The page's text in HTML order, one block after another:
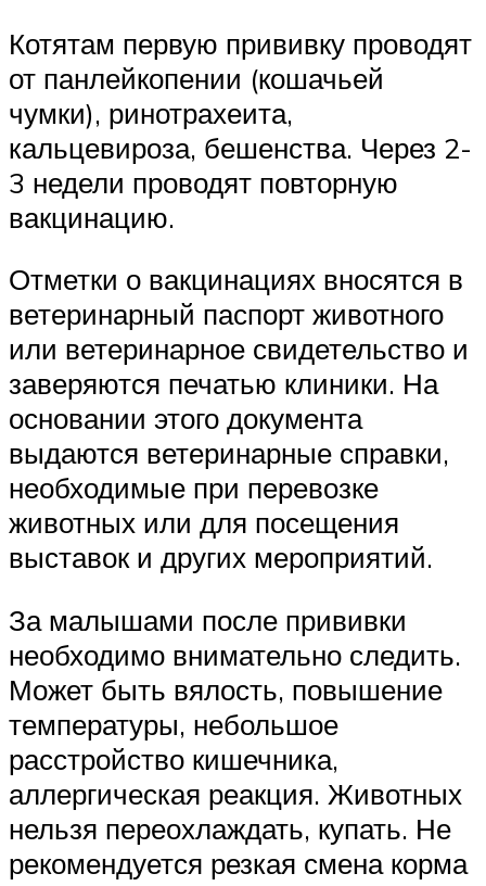
Котятам первую прививку проводят
от панлейкопении (кошачьей
чумки), ринотрахеита,
кальцевироза, бешенства. Через 2-
3 недели проводят повторную
вакцинацию.
Отметки о вакцинациях вносятся в
ветеринарный паспорт животного
или ветеринарное свидетельство и
заверяются печатью клиники. На
основании этого документа
выдаются ветеринарные справки,
необходимые при перевозке
животных или для посещения
выставок и других мероприятий.
За малышами после прививки
необходимо внимательно следить.
Может быть вялость, повышение
температуры, небольшое
расстройство кишечника,
аллергическая реакция. Животных
нельзя переохлаждать, купать. Не
рекомендуется резкая смена корма